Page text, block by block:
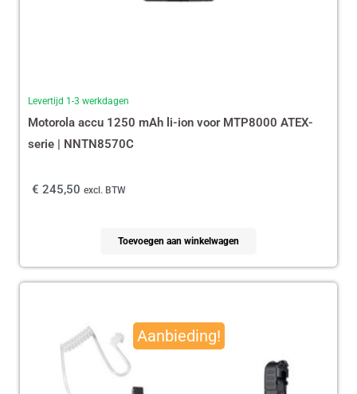
Levertijd 1-3 werkdagen
Motorola accu 1250 mAh li-ion voor MTP8000 ATEX-
serie | NNTN8570C
€ 245,50 excl. BTW
Toevoegen aan winkelwagen
Aanbieding!
was:
€ 35,87.
is:
€ 29,99.